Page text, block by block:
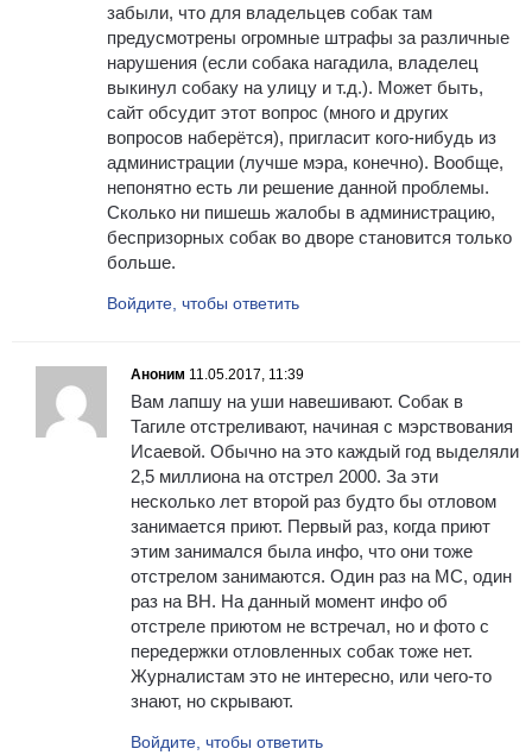
забыли, что для владельцев собак там
предусмотрены огромные штрафы за различные
нарушения (если собака нагадила, владелец
выкинул собаку на улицу и т.д.). Может быть,
сайт обсудит этот вопрос (много и других
вопросов наберётся), пригласит кого-нибудь из
администрации (лучше мэра, конечно). Вообще,
непонятно есть ли решение данной проблемы.
Сколько ни пишешь жалобы в администрацию,
беспризорных собак во дворе становится только
больше.
Войдите, чтобы ответить
Аноним 11.05.2017, 11:39
Вам лапшу на уши навешивают. Собак в
Тагиле отстреливают, начиная с мэрствования
Исаевой. Обычно на это каждый год выделяли
2,5 миллиона на отстрел 2000. За эти
несколько лет второй раз будто бы отловом
занимается приют. Первый раз, когда приют
этим занимался была инфо, что они тоже
отстрелом занимаются. Один раз на МС, один
раз на ВН. На данный момент инфо об
отстреле приютом не встречал, но и фото с
передержки отловленных собак тоже нет.
Журналистам это не интересно, или чего-то
знают, но скрывают.
Войдите, чтобы ответить